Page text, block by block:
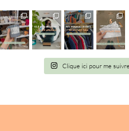
Clique ici pour me